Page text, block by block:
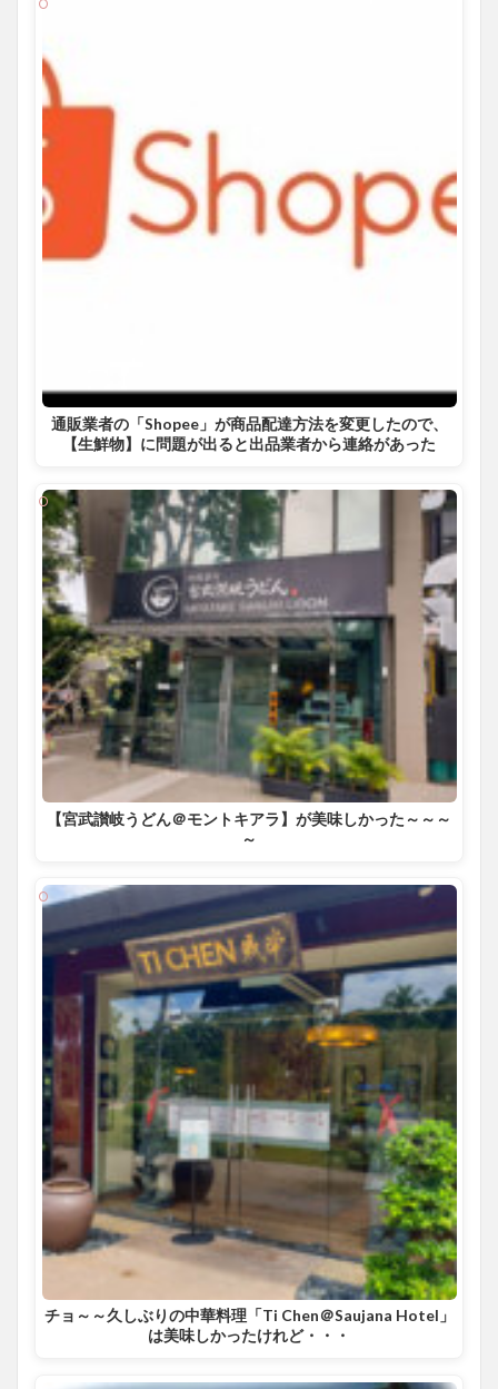
通販業者の「Shopee」が商品配達方法を変更したので、
【生鮮物】に問題が出ると出品業者から連絡があった
【宮武讃岐うどん＠モントキアラ】が美味しかった～～～
～
チョ～～久しぶりの中華料理「Ti Chen＠Saujana Hotel」
は美味しかったけれど・・・